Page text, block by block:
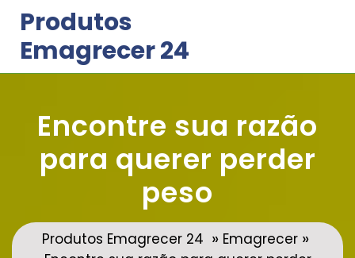
content
Produtos
Emagrecer 24
Encontre sua razão
para querer perder
peso
Produtos Emagrecer 24 » Emagrecer »